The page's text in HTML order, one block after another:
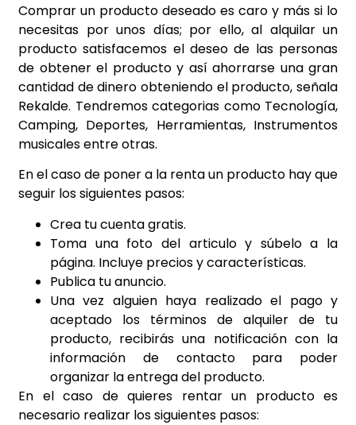
Comprar un producto deseado es caro y más si lo
necesitas por unos días; por ello, al alquilar un
producto satisfacemos el deseo de las personas
de obtener el producto y así ahorrarse una gran
cantidad de dinero obteniendo el producto, señala
Rekalde. Tendremos categorias como Tecnología,
Camping, Deportes, Herramientas, Instrumentos
musicales entre otras.
En el caso de poner a la renta un producto hay que
seguir los siguientes pasos:
Crea tu cuenta gratis.
Toma una foto del articulo y súbelo a la
página. Incluye precios y características.
Publica tu anuncio.
Una vez alguien haya realizado el pago y
aceptado los términos de alquiler de tu
producto, recibirás una notificación con la
información de contacto para poder
organizar la entrega del producto.
En el caso de quieres rentar un producto es
necesario realizar los siguientes pasos: